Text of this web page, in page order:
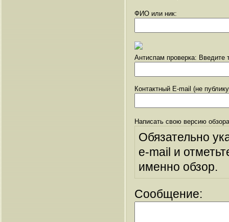
ФИО или ник:
Антиспам проверка: Введите
Контактный E-mail (не
Написать свою версию
Обязательно
e-mail и
именно обзор.
Сообщение: